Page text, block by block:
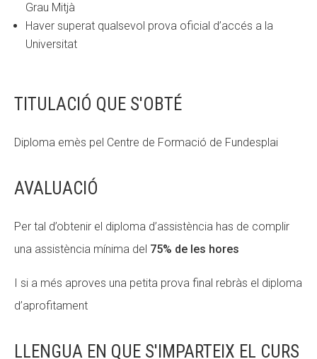
Grau Mitjà
Haver superat qualsevol prova oficial d’accés a la
Universitat
TITULACIÓ QUE S'OBTÉ
Diploma emès pel Centre de Formació de Fundesplai
AVALUACIÓ
Per tal d’obtenir el diploma d’assistència has de complir
una assistència mínima del 75% de les hores
I si a més aproves una petita prova final rebràs el diploma
d’aprofitament
LLENGUA EN QUE S'IMPARTEIX EL CURS